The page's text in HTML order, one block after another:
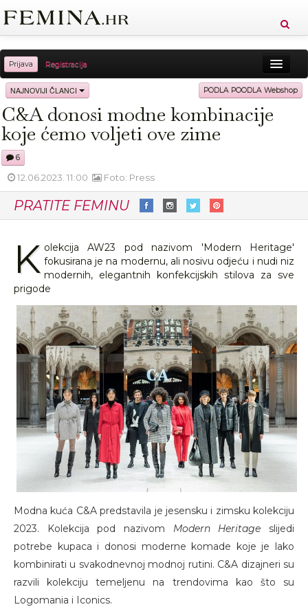
Prijava Registracija
Sreća Zdravlje Vitkost
Moda Ljubav Relax Putovanja Recepti
Proizvodi
NAJNOVIJI ČLANCI PODLA POODLA Webshop
C&A donosi modne kombinacije
koje ćemo voljeti ove zime
6
12.06.2023. 11:00 Foto: Press
PRATITE FEMINU
K olekcija AW23 pod nazivom 'Modern Heritage'
fokusirana je na modernu, ali nosivu odjeću i nudi niz
modernih, elegantnih konfekcijskih stilova za sve
prigode
Modna kuća C&A predstavila je jesensku i zimsku kolekciju
2023. Kolekcija pod nazivom Modern Heritage slijedi
potrebe kupaca i donosi moderne komade koje je lako
kombinirati u svakodnevnoj modnoj rutini. C&A dizajneri su
razvili kolekciju temeljenu na trendovima kao što su
Logomania i Iconics.